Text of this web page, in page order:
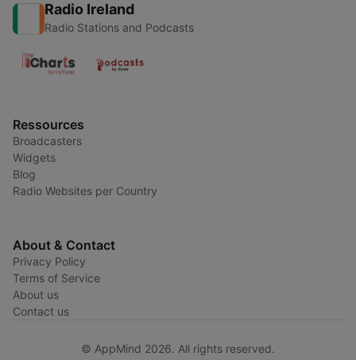
Radio Ireland
Radio Stations and Podcasts
Ressources
Broadcasters
Widgets
Blog
Radio Websites per Country
About & Contact
Privacy Policy
Terms of Service
About us
Contact us
© AppMind 2026. All rights reserved.